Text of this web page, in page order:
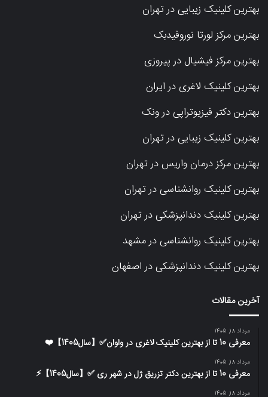
بهترین کلینیک زیبایی در تهران
بهترین مرکز لورتا نوروفیدبک
بهترین مرکز فیشیال در پیروزی
بهترین کلینیک لاغری در ایران
بهترین دکتر فیزیوتراپی در ونک
بهترین کلینیک زیبایی در تهران
بهترین مرکز درمان واریس در تهران
بهترین کلینیک روانشناسی در تهران
بهترین کلینیک دندانپزشکی در تهران
بهترین کلینیک روانشناسی در مشهد
بهترین کلینیک دندانپزشکی در اصفهان
آخرین مقالات
مرداد 18, 1405
معرفی 10 تا از بهترین کلینیک لاغری در واوان✅【سال1405】❤️
مرداد 18, 1405
معرفی 10 تا از بهترین دکتر تزریق ژل در شهر ری ✅【سال1405】⚡️
مرداد 18, 1405